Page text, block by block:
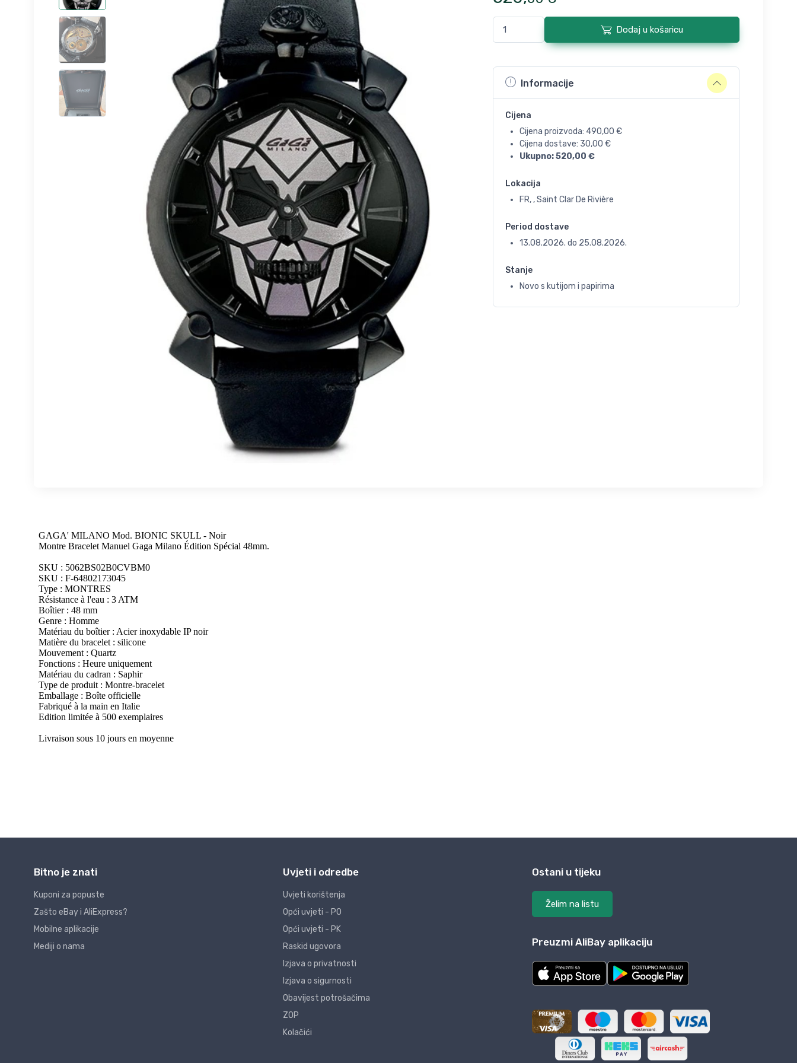
Dodaj u košaricu
Informacije
Cijena
Cijena proizvoda: 490,00 €
Cijena dostave: 30,00 €
Ukupno:520,00 €
Lokacija
FR, , Saint Clar De Rivière
Period dostave
13.08.2026. do 25.08.2026.
Stanje
Novo s kutijom i papirima
Bitno je znati
Kuponi za popuste
Zašto eBay i AliExpress?
Mobilne aplikacije
Mediji o nama
Uvjeti i odredbe
Uvjeti korištenja
Opći uvjeti - PO
Opći uvjeti - PK
Raskid ugovora
Izjava o privatnosti
Izjava o sigurnosti
Obavijest potrošačima
ZOP
Kolačići
Ostani u tijeku
Želim na listu
Preuzmi AliBay aplikaciju